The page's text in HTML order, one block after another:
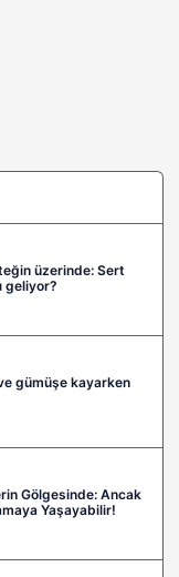
üzerinde: Sert
geliyor?
gümüşe kayarken
Gölgesinde: Ancak
Yaşayabilir!